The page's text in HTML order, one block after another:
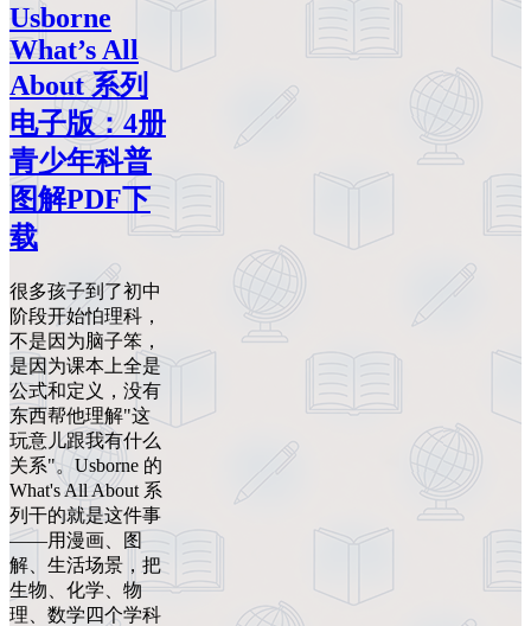
Usborne
What’s All
About 系列
电子版：4册
青少年科普
图解PDF下
载
很多孩子到了初中
阶段开始怕理科，
不是因为脑子笨，
是因为课本上全是
公式和定义，没有
东西帮他理解"这
玩意儿跟我有什么
关系"。Usborne 的
What's All About 系
列干的就是这件事
——用漫画、图
解、生活场景，把
生物、化学、物
理、数学四个学科